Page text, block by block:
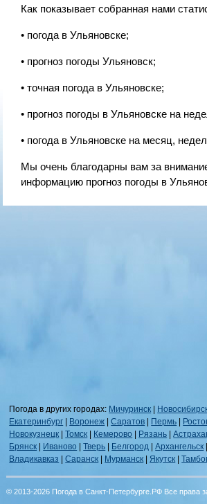
Как показывает собранная нами
• погода в Ульяновске;
• прогноз погоды Ульяновск;
• точная погода в Ульяновске;
• прогноз погоды в Ульяновске на
• погода в Ульяновске на месяц,
Мы очень благодарны вам за
информацию прогноз погоды в
Погода в других городах: Мичуринск |
Екатеринбург | Воронеж |Саратов | Пермь |
Новокузнецк |Томск | Кемерово | Рязань |
Брянск | Иваново |Тверь | Белгород |Архангельск |
Владикавказ |Саранск | Мурманск | Якутск |
© 2013-2026 Погода в Санкт-Петербурге.РФ Все права